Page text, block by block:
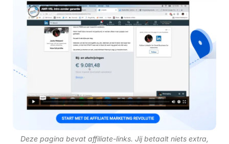
Deze pagina bevat affiliate-links. Jij betaalt niets extra,